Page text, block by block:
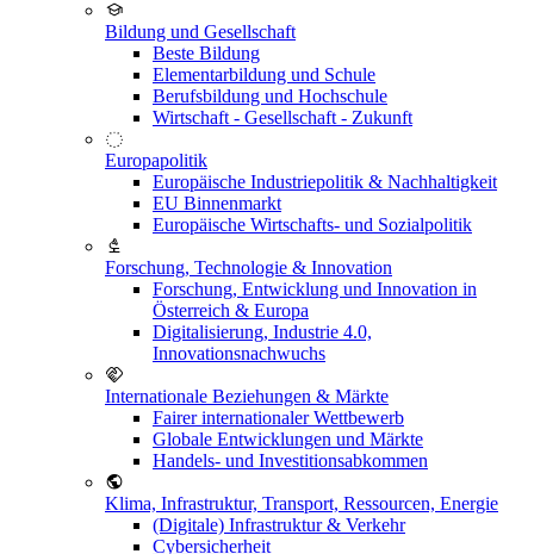
Bildung und Gesellschaft
Beste Bildung
Elementarbildung und Schule
Berufsbildung und Hochschule
Wirtschaft - Gesellschaft - Zukunft
Europapolitik
Europäische Industriepolitik & Nachhaltigkeit
EU Binnenmarkt
Europäische Wirtschafts- und Sozialpolitik
Forschung, Technologie & Innovation
Forschung, Entwicklung und Innovation in
Österreich & Europa
Digitalisierung, Industrie 4.0,
Innovationsnachwuchs
Internationale Beziehungen & Märkte
Fairer internationaler Wettbewerb
Globale Entwicklungen und Märkte
Handels- und Investitionsabkommen
Klima, Infrastruktur, Transport, Ressourcen, Energie
(Digitale) Infrastruktur & Verkehr
Cybersicherheit